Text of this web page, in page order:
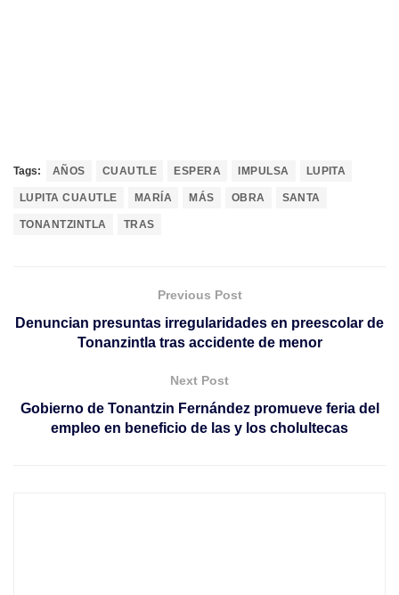
Tags: AÑOS CUAUTLE ESPERA IMPULSA LUPITA
LUPITA CUAUTLE MARÍA MÁS OBRA SANTA
TONANTZINTLA TRAS
Previous Post
Denuncian presuntas irregularidades en preescolar de
Tonanzintla tras accidente de menor
Next Post
Gobierno de Tonantzin Fernández promueve feria del
empleo en beneficio de las y los cholultecas